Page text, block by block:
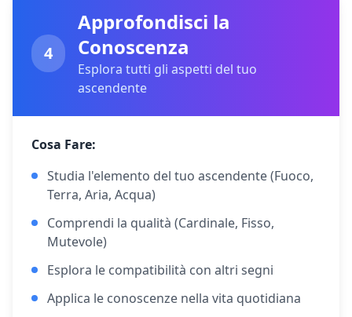
4
Approfondisci la
Conoscenza
Esplora tutti gli aspetti del tuo
ascendente
Cosa Fare:
Studia l'elemento del tuo ascendente (Fuoco,
Terra, Aria, Acqua)
Comprendi la qualità (Cardinale, Fisso,
Mutevole)
Esplora le compatibilità con altri segni
Applica le conoscenze nella vita quotidiana